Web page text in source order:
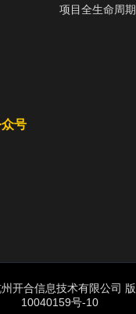
项目全生命周
号
开合信息技术有限公司
10040159号-10